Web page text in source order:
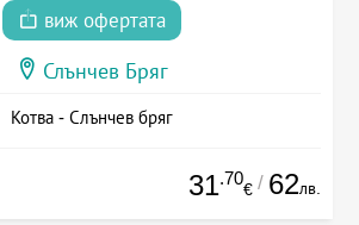
виж офертата
Слънчев Бряг
Котва - Слънчев бряг
31.70
€ / 62лв.